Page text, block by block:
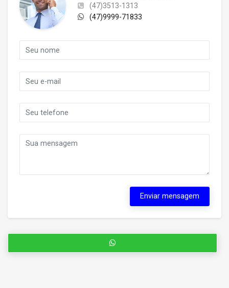
(47)3513-1313
(47)9999-71833
Enviar mensagem